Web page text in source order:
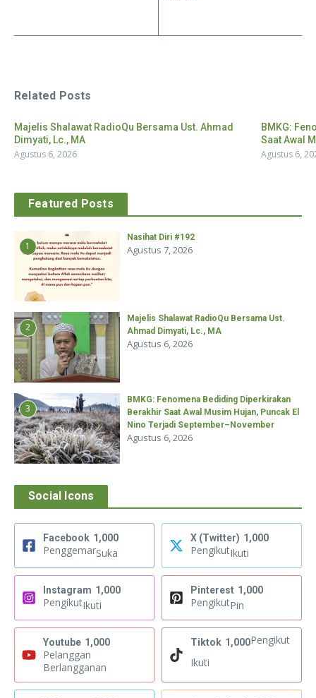
Related Posts
Majelis Shalawat RadioQu Bersama Ust. Ahmad
Dimyati, Lc., MA
Agustus 6, 2026
BMKG:
Saat Awal
Agustus 6,
Featured Posts
1
Nasihat Diri #192
Agustus 7, 2026
2
Majelis Shalawat RadioQu Bersama Ust.
Ahmad Dimyati, Lc., MA
Agustus 6, 2026
3
BMKG: Fenomena Bediding Diperkirakan
Berakhir Saat Awal Musim Hujan, Puncak El
Nino Terjadi September–November
Agustus 6, 2026
Social Icons
Facebook 1,000
PenggemarSuka
X (Twitter) 1,000
PengikutIkuti
Instagram 1,000
PengikutIkuti
Pinterest 1,000
PengikutPin
Youtube 1,000
Pelanggan
Berlangganan
Tiktok 1,000Pengikut
Ikuti